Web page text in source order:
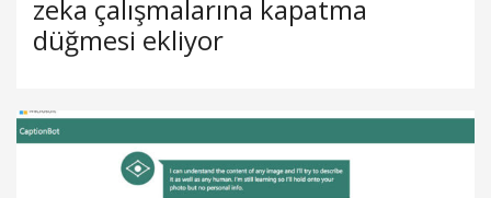
zeka çalışmalarına kapatma
düğmesi ekliyor